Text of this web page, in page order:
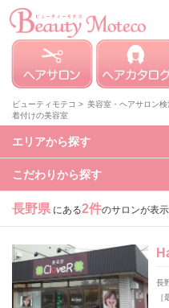
ビューティモテコ > 美容室・ヘアサロン検
着付けの美容室
エリアから探す
こだわりから探す
長野県 にある2件のサロンが表
長
［